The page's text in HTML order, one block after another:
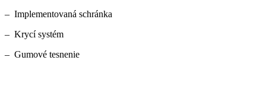
– Implementovaná schránka
– Krycí systém
– Gumové tesnenie